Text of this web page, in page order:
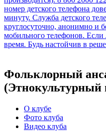
Фольклорный
(Этнокультурный
О клубе
Фото клуба
Видео клуба